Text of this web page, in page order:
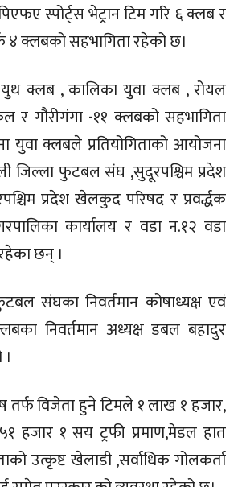
पिएफए स्पोर्ट्स भेट्रान टिम गरि ६ क्लब र
क्लबको सहभागिता रहेको छ।
क्लब , कालिका युवा क्लब , रोयल
र गौरीगंगा -११ क्लबको सहभागिता
युवा क्लबले प्रतियोगिताको आयोजना
जिल्ला फुटबल संघ ,सुदूरपश्चिम प्रदेश
प्रदेश खेलकुद परिषद र प्रवर्द्धक
कार्यालय र वडा न.१२ वडा
छन् ।
संघका निवर्तमान कोषाध्यक्ष एवं
निवर्तमान अध्यक्ष डबल बहादुर
तर्फ विजेता हुने टिमले १ लाख १ हजार,
हजार १ सय ट्रफी प्रमाण,मेडल हात
उत्कृष्ट खेलाडी ,सर्वाधिक गोलकर्ता